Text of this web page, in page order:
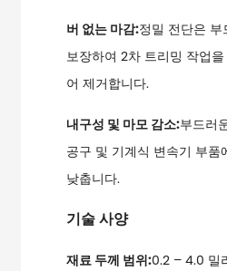
버 없는 마감:정밀 전단은
보장하여 2차 트리밍 작업
어 제거합니다.
내구성 및 마모 감소:부드러
공구 및 기계식 변속기 부품
낮춥니다.
기술 사양
재료 두께 범위:0.2 – 4.0 밀